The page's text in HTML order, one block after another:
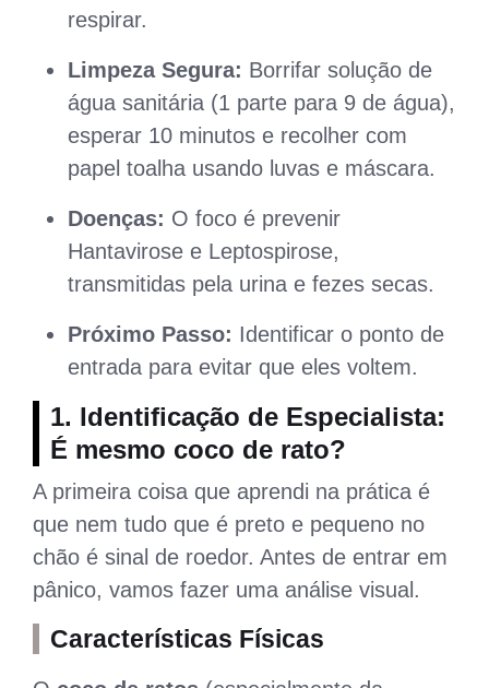
respirar.
Limpeza Segura: Borrifar solução de
água sanitária (1 parte para 9 de água),
esperar 10 minutos e recolher com
papel toalha usando luvas e máscara.
Doenças: O foco é prevenir
Hantavirose e Leptospirose,
transmitidas pela urina e fezes secas.
Próximo Passo: Identificar o ponto de
entrada para evitar que eles voltem.
1. Identificação de Especialista:
É mesmo coco de rato?
A primeira coisa que aprendi na prática é
que nem tudo que é preto e pequeno no
chão é sinal de roedor. Antes de entrar em
pânico, vamos fazer uma análise visual.
Características Físicas